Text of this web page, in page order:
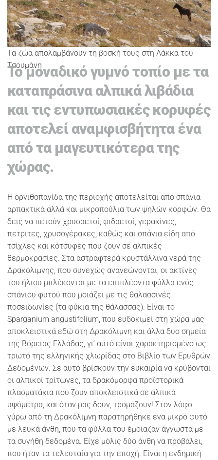
Τα ζώα απολαμβάνουν τη βοσκή τους στη Λάκκα του
Τσουμάνη
Το μοναδικό γυμνό τοπίο με τα
καταπράσινα αλπικά λιβάδια
και τις εντυπωσιακές κορυφές
αποτελεί αναμφισβήτητα ένα
από τα μαγευτικότερα της
χώρας.
Η ορνιθοπανίδα της περιοχής αποτελείται από σπάνια
αρπακτικά αλλά και μικροπούλια των ψηλών κορφών. Θα
δεις να πετούν χρυσαετοί, φιδαετοί, γερακίνες,
πετρίτες, χρυσογέρακες, καθώς και σπάνια είδη από
τσίχλες και κότσυφες που ζουν σε αλπικές
θερμοκρασίες. Στα αστραφτερά κρυστάλλινα νερά της
Δρακόλιμνης, που συνεχώς ανανεώνονται, οι ακτίνες
του ήλιου μπλέκονται με τα επιπλέοντα φύλλα ενός
σπάνιου φυτού που μοιάζει με τις θαλασσινές
ποσειδωνίες (τα φύκια της θάλασσας). Είναι το
Sparganium angustifolium, που ευδοκιμεί στη χώρα μας
αποκλειστικά εδώ στη Δρακόλιμνη και άλλα δύο σημεία
της Βόρειας Ελλάδας, γι’ αυτό είναι χαρακτηρισμένο ως
τρωτό της ελληνικής χλωρίδας στο Βιβλίο των Ερυθρών
Δεδομένων. Σε αυτό βρίσκουν την ευκαιρία να κρύβονται
οι αλπικοί τρίτωνες, τα δρακόμορφα προϊστορικά
πλασματάκια που ζουν αποκλειστικά σε αλπικά
υψόμετρα, και όταν μας δουν, τρομάζουν! Στον λόφο
γύρω από τη Δρακόλιμνη παρατηρήθηκε ένα μικρό φυτό
με λευκά άνθη, που τα φύλλα του έμοιαζαν άγνωστα με
τα συνήθη δεδομένα. Είχε μόλις δύο άνθη να προβάλει,
που ήταν τα τελευταία για την εποχή. Είναι η ενδημική